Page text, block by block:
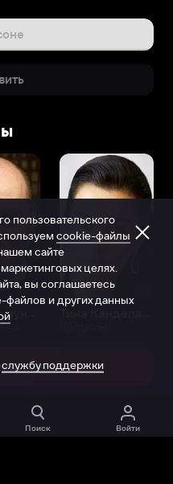
Поиск Войти
пользовательского
cookie-файлы
сайте
целях.
вы соглашаетесь
файлов и других данных
службу поддержки